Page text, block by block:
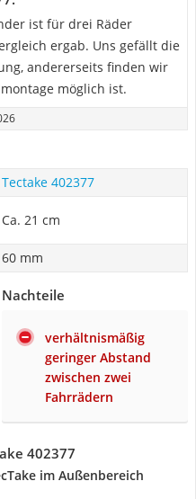
ist für drei Räder
ergab. Uns gefällt die
andererseits finden wir
möglich ist.
Tectake 402377
Ca. 21 cm
60 mm
Nachteile
verhältnismäßig
geringer Abstand
zwischen zwei
Fahrrädern
402377
im Außenbereich